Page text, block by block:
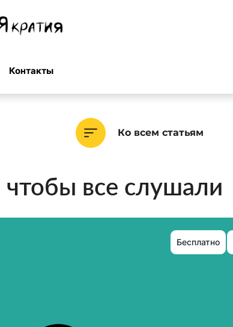
Контакты
Ко всем статьям
чтобы все слушали
Бесплатно